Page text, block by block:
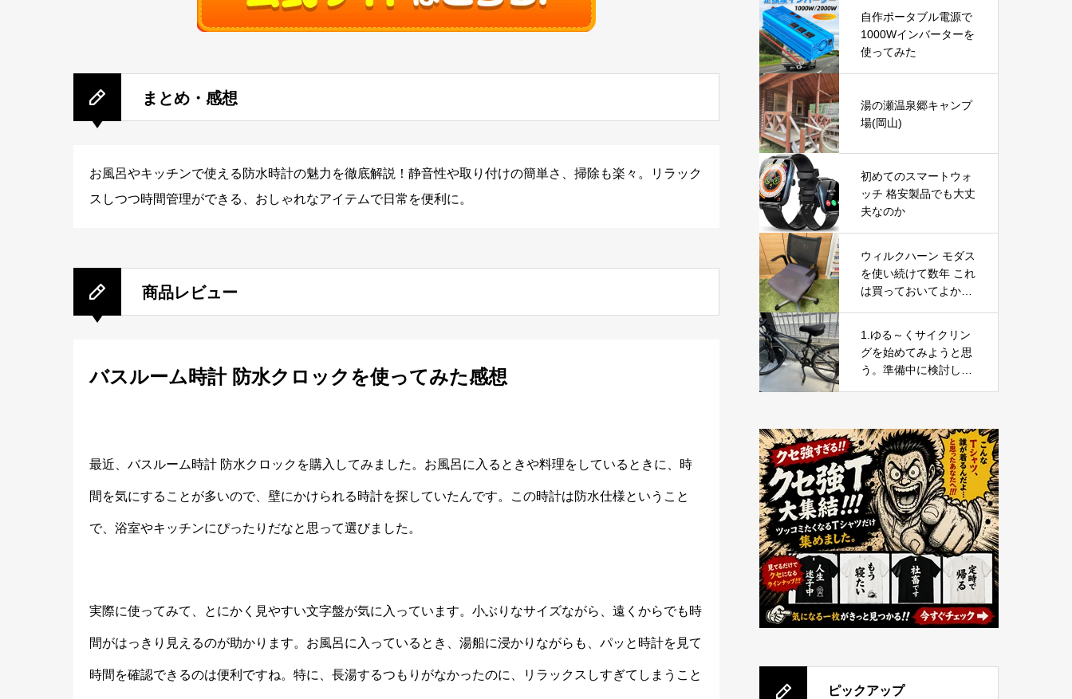
まとめ・感想
お風呂やキッチンで使える防水時計の魅力を徹底解説！静音性や取り付けの簡単さ、掃除も楽々。リラック
スしつつ時間管理ができる、おしゃれなアイテムで日常を便利に。
商品レビュー
バスルーム時計 防水クロックを使ってみた感想
最近、バスルーム時計 防水クロックを購入してみました。お風呂に入るときや料理をしているときに、時
間を気にすることが多いので、壁にかけられる時計を探していたんです。この時計は防水仕様ということ
で、浴室やキッチンにぴったりだなと思って選びました。
実際に使ってみて、とにかく見やすい文字盤が気に入っています。小ぶりなサイズながら、遠くからでも時
間がはっきり見えるのが助かります。お風呂に入っているとき、湯船に浸かりながらも、パッと時計を見て
時間を確認できるのは便利ですね。特に、長湯するつもりがなかったのに、リラックスしすぎてしまうこと
自作ポータブル電源で
1000Wインバーターを
使ってみた
湯の瀬温泉郷キャンプ
場(岡山)
初めてのスマートウォ
ッチ 格安製品でも大丈
夫なのか
ウィルクハーン モダス
を使い続けて数年 これ
は買っておいてよかっ
1.ゆる～くサイクリン
グを始めてみようと思
う。準備中に検討した
ピックアップ